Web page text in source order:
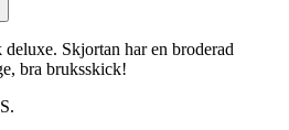
Skjortan har en broderad
bra bruksskick!